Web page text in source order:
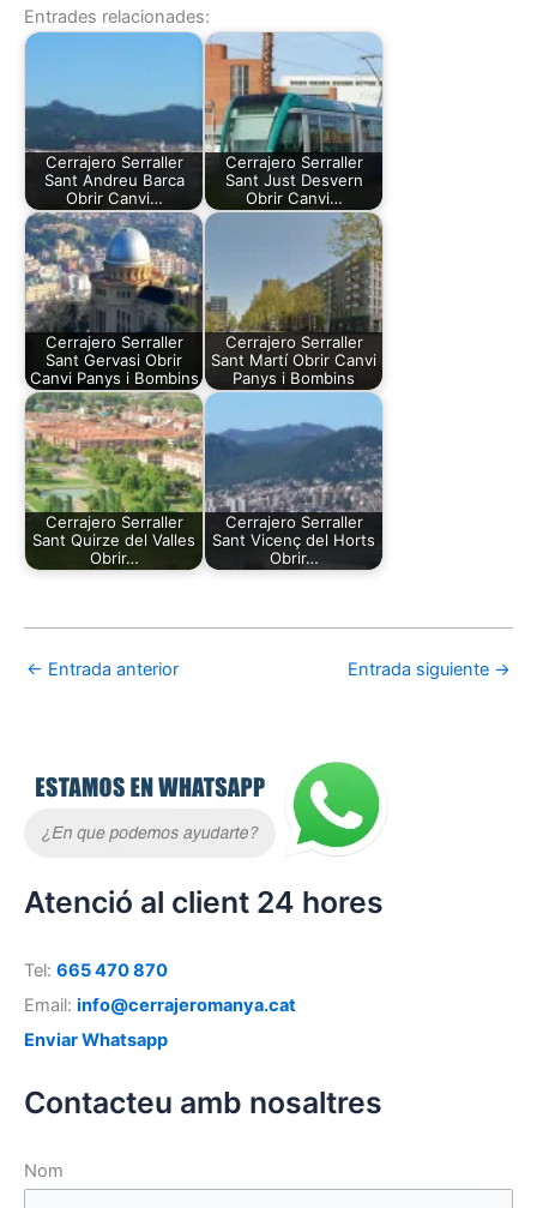
Entrades relacionades:
Cerrajero Serraller
Sant Andreu Barca
Obrir Canvi…
Cerrajero Serraller
Sant Just Desvern
Obrir Canvi…
Cerrajero Serraller
Sant Gervasi Obrir
Canvi Panys i Bombins
Cerrajero Serraller
Sant Martí Obrir Canvi
Panys i Bombins
Cerrajero Serraller
Sant Quirze del Valles
Obrir…
Cerrajero Serraller
Sant Vicenç del Horts
Obrir…
← Entrada anterior Entrada siguiente →
Atenció al client 24 hores
Tel: 665 470 870
Email: info@cerrajeromanya.cat
Enviar Whatsapp
Contacteu amb nosaltres
Nom